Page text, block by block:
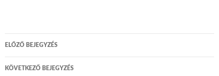
Bejegyzés
navigáció
ELŐZŐ BEJEGYZÉS
KÖVETKEZŐ BEJEGYZÉS